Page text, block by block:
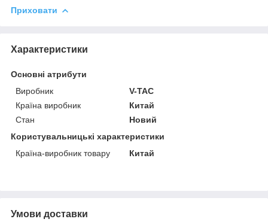
Приховати
Характеристики
Основні атрибути
Виробник
V-TAC
Країна виробник
Китай
Стан
Новий
Користувальницькі характеристики
Країна-виробник товару
Китай
Умови доставки